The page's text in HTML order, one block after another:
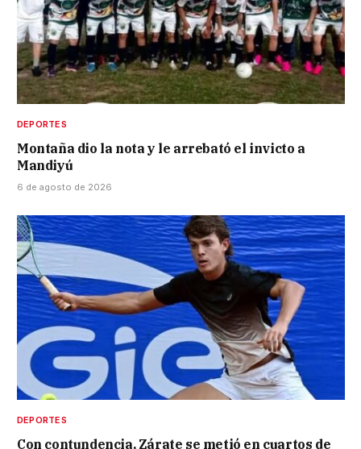
DEPORTES
Montaña dio la nota y le arrebató el invicto a
Mandiyú
6 de agosto de 2026
DEPORTES
Con contundencia, Zárate se metió en cuartos de